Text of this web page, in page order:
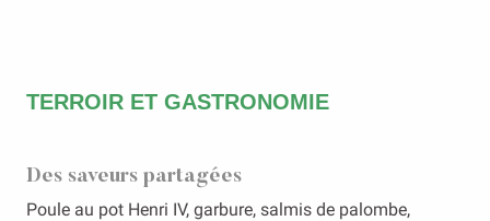
TERROIR ET GASTRONOMIE
Des saveurs partagées
Poule au pot Henri IV, garbure, salmis de palombe,